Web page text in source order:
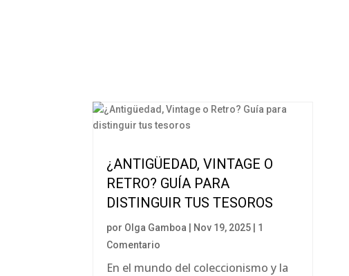
¿ANTIGÜEDAD, VINTAGE O
RETRO? GUÍA PARA
DISTINGUIR TUS TESOROS
por Olga Gamboa | Nov 19, 2025 | 1
Comentario
En el mundo del coleccionismo y la